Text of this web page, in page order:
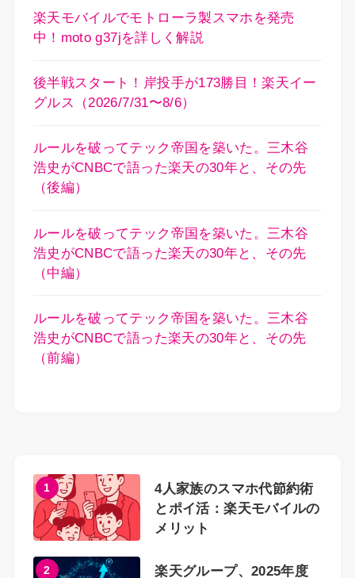
楽天モバイルでモトローラ製スマホを発売
中！moto g37jを詳しく解説
後半戦スタート！岸投手が173勝目！楽天イー
グルス（2026/7/31〜8/6）
ルールを破ってテック帝国を築いた。三木谷
浩史がCNBCで語った楽天の30年と、その先
（後編）
ルールを破ってテック帝国を築いた。三木谷
浩史がCNBCで語った楽天の30年と、その先
（中編）
ルールを破ってテック帝国を築いた。三木谷
浩史がCNBCで語った楽天の30年と、その先
（前編）
1
4人家族のスマホ代節約術
とポイ活：楽天モバイルの
メリット
2
楽天グループ、2025年度